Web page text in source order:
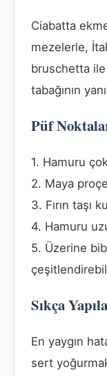
Ciabatta
mezelerle,
bruschetta
tabağının
Püf
1. Hamuru
2. Maya
3. Fırın taşı
4. Hamuru
5. Üzerine
Sıkça
En yaygın
sert